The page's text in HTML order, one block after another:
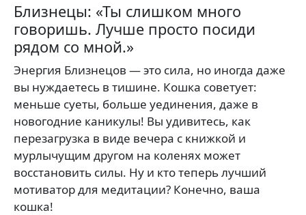
Близнецы: «Ты слишком много
говоришь. Лучше просто посиди
рядом со мной.»
Энергия Близнецов — это сила, но иногда даже
вы нуждаетесь в тишине. Кошка советует:
меньше суеты, больше уединения, даже в
новогодние каникулы! Вы удивитесь, как
перезагрузка в виде вечера с книжкой и
мурлычущим другом на коленях может
восстановить силы. Ну и кто теперь лучший
мотиватор для медитации? Конечно, ваша
кошка!